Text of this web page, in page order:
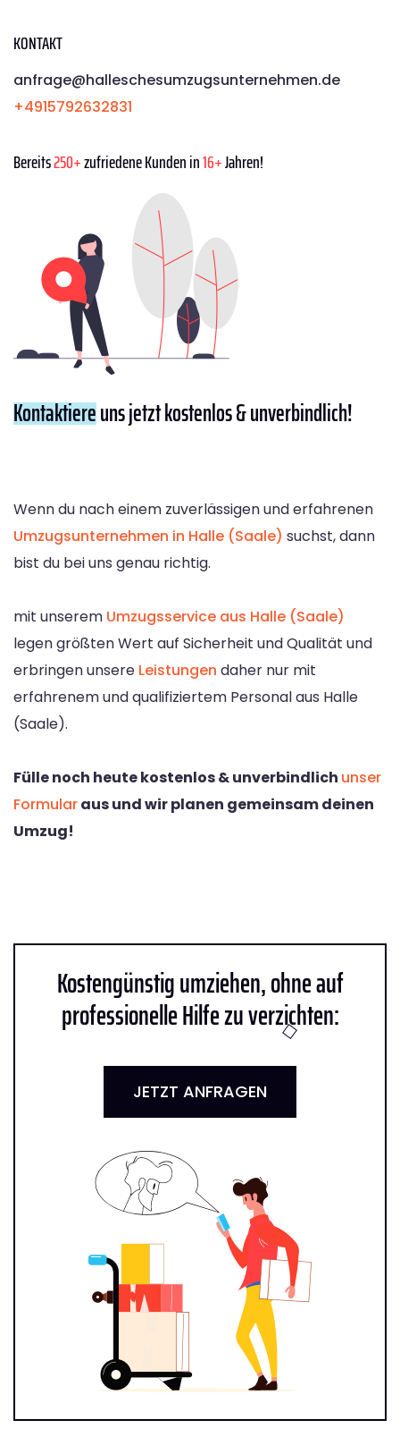
KONTAKT
anfrage@halleschesumzugsunternehmen.de
+4915792632831
Bereits250+zufriedene Kunden in16+Jahren!
Kontaktiereuns jetzt kostenlos & unverbindlich!
Wenn du nach einem zuverlässigen und erfahrenen
Umzugsunternehmen in Halle (Saale) suchst, dann
bist du bei uns genau richtig.
mit unserem Umzugsservice aus Halle (Saale)
legen größten Wert auf Sicherheit und Qualität und
erbringen unsere Leistungen daher nur mit
erfahrenem und qualifiziertem Personal aus Halle
(Saale).
Fülle noch heute kostenlos & unverbindlich unser
Formularaus und wir planen gemeinsam deinen
Umzug!
Kostengünstig umziehen, ohne auf
professionelle Hilfe zu verzichten:
JETZT ANFRAGEN